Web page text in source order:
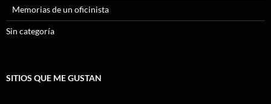
Memorias de un oficinista
Sin categoría
SITIOS QUE ME GUSTAN